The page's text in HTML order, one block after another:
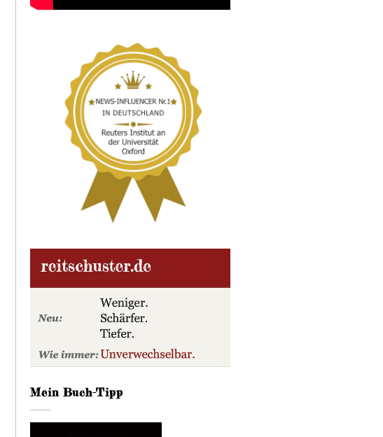
Mein Buch-Tipp